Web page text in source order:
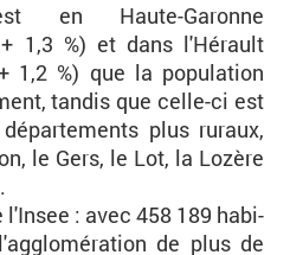
en Haute-Ga­ronne
1,3 %) et dans l'Hé­rault
1,2 %) que la po­pu­la­tion
tan­dis que celle-ci est
plus ru­raux,
le Gers, le Lot, la Lo­zère
: avec 458 189 ha­bi­
de plus de